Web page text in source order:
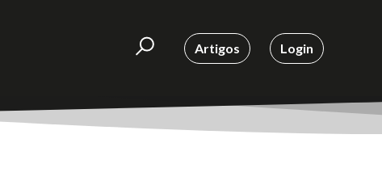
Artigos Login